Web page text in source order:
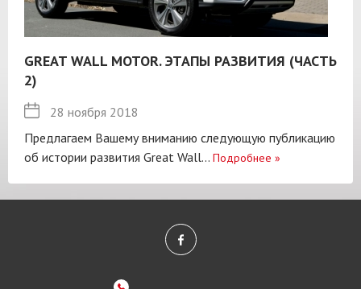
GREAT WALL MOTOR. ЭТАПЫ РАЗВИТИЯ (ЧАСТЬ
2)
28 ноября 2018
Предлагаем Вашему вниманию следующую публикацию
об истории развития Great Wall... Подробнее »